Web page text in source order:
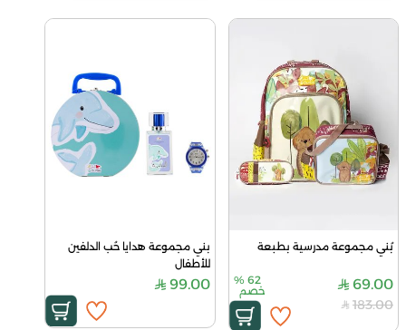
بُني مجموعة مدرسية بطبعة
69.00
62
%
خصم
183.00
للأطفال
99.00